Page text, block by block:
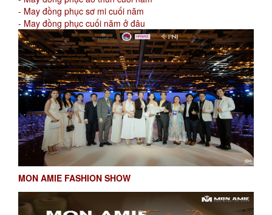
- May đồng phục sơ mi cuối năm
- May đồng phục cuối năm ở đâu
MON AMIE FASHION SHOW